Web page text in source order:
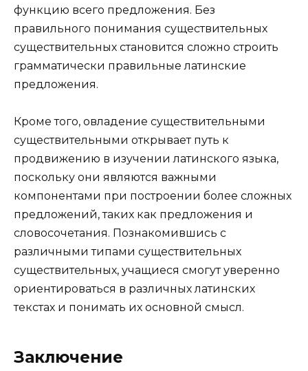
функцию всего предложения. Без
правильного понимания существительных
существительных становится сложно строить
грамматически правильные латинские
предложения.
Кроме того, овладение существительными
существительными открывает путь к
продвижению в изучении латинского языка,
поскольку они являются важными
компонентами при построении более сложных
предложений, таких как предложения и
словосочетания. Познакомившись с
различными типами существительных
существительных, учащиеся смогут уверенно
ориентироваться в различных латинских
текстах и ​​понимать их основной смысл.
Заключение